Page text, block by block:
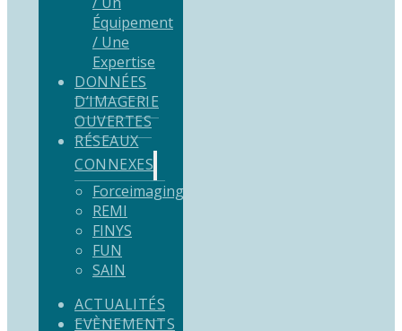
Équipement
/ Une
Expertise
DONNÉES
D’IMAGERIE
OUVERTES
RÉSEAUX
CONNEXES
Forceimaging
REMI
FINYS
FUN
SAIN
ACTUALITÉS
EVÈNEMENTS